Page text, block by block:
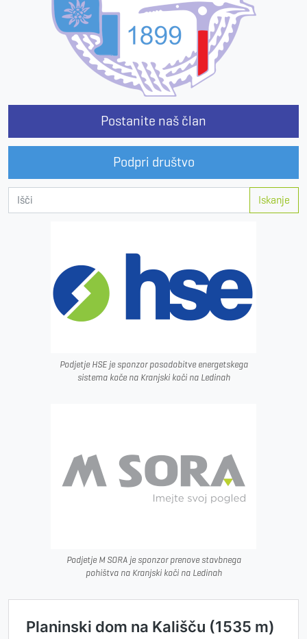
Postanite naš član
Podpri društvo
Iskanje
Podjetje HSE je sponzor posodobitve energetskega
sistema koče na Kranjski koči na Ledinah
Podjetje M SORA je sponzor prenove stavbnega
pohištva na Kranjski koči na Ledinah